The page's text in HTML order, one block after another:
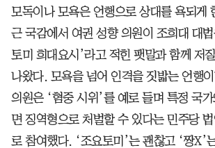
모독이나 모욕은 언행으로 상대를 욕되게
근 국감에서 여권 성향 의원이 조희대 대
토미 희대요시’라고 적힌 팻말과 함께 저
나왔다. 모욕을 넘어 인격을 짓밟는 언행
의원은 ‘혐중 시위’를 예로 들며 특정 국
면 징역형으로 처벌할 수 있다는 민주당
로 참여했다. ‘조요토미’는 괜찮고 ‘짱X’